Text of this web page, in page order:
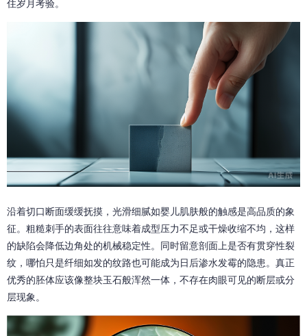
住岁月考验。
沿着切口断面缓缓抚摸，光滑细腻如婴儿肌肤般的触感是高品质的象
征。粗糙刺手的表面往往意味着成型压力不足或干燥收缩不均，这样
的缺陷会降低边角处的机械稳定性。同时留意剖面上是否有贯穿性裂
纹，哪怕只是纤细如发的纹路也可能成为日后渗水发霉的隐患。真正
优秀的胚体应该像整块玉石般浑然一体，不存在肉眼可见的断层或分
层现象。